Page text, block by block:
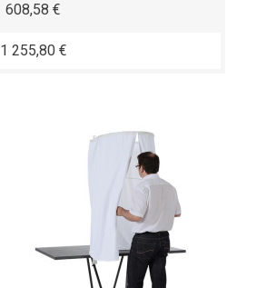
608,58 €
1 255,80 €